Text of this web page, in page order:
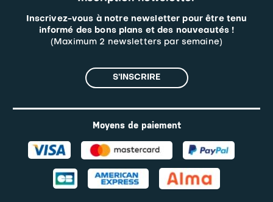
Inscrivez-vous à notre newsletter pour être tenu
informé des bons plans et des nouveautés !
(Maximum 2 newsletters par semaine)
S’INSCRIRE
Moyens de paiement